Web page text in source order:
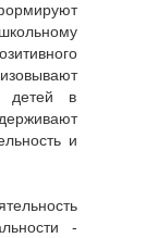
детей в
и
-